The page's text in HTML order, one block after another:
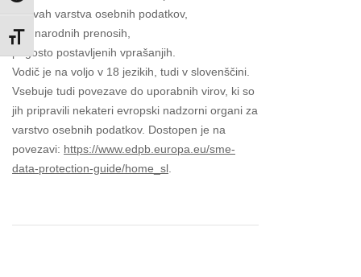
Toggle Font size
kršitvah varstva osebnih podatkov,
mednarodnih prenosih,
pogosto postavljenih vprašanjih.
Vodič je na voljo v 18 jezikih, tudi v slovenščini.
Vsebuje tudi povezave do uporabnih virov, ki so
jih pripravili nekateri evropski nadzorni organi za
varstvo osebnih podatkov. Dostopen je na
povezavi: https://www.edpb.europa.eu/sme-
data-protection-guide/home_sl